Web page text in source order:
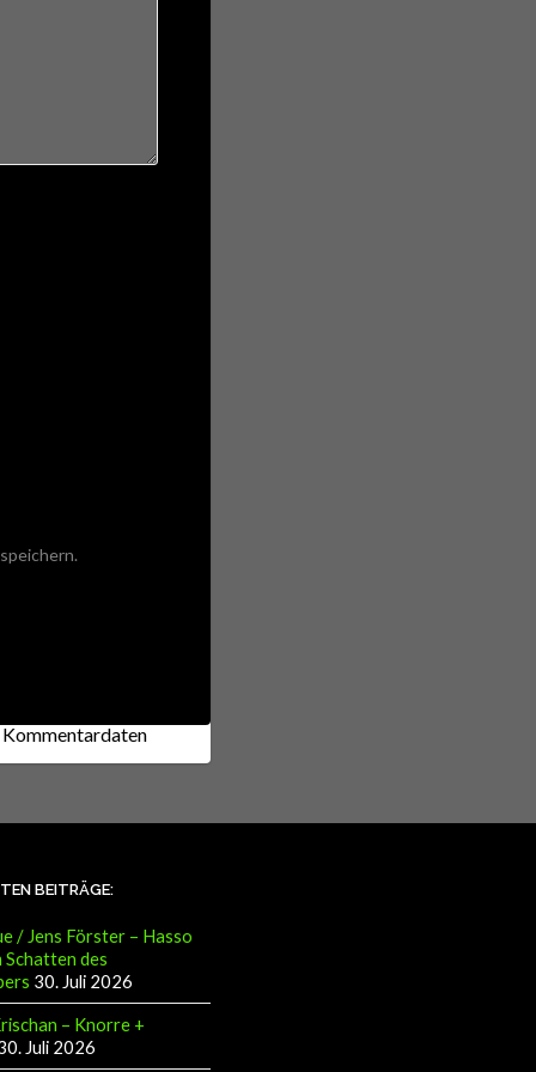
BEITRÄGE:
/ Jens Förster – Hasso
Schatten des
30. Juli 2026
– Knorre +
Juli 2026